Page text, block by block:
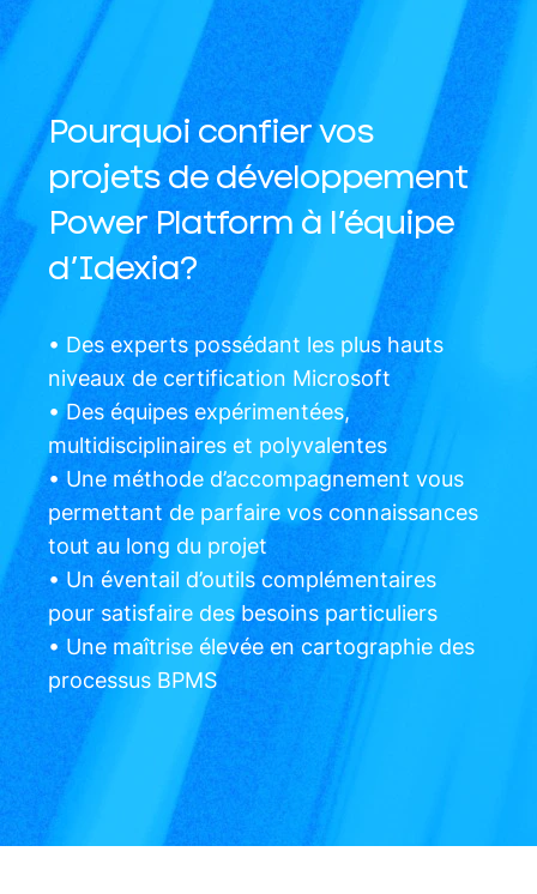
Pourquoi confier vos
projets de développement
Power Platform à l’équipe
d’Idexia?
• Des experts possédant les plus hauts
niveaux de certification Microsoft
• Des équipes expérimentées,
multidisciplinaires et polyvalentes
• Une méthode d’accompagnement vous
permettant de parfaire vos connaissances
tout au long du projet
• Un éventail d’outils complémentaires
pour satisfaire des besoins particuliers
• Une maîtrise élevée en cartographie des
processus BPMS